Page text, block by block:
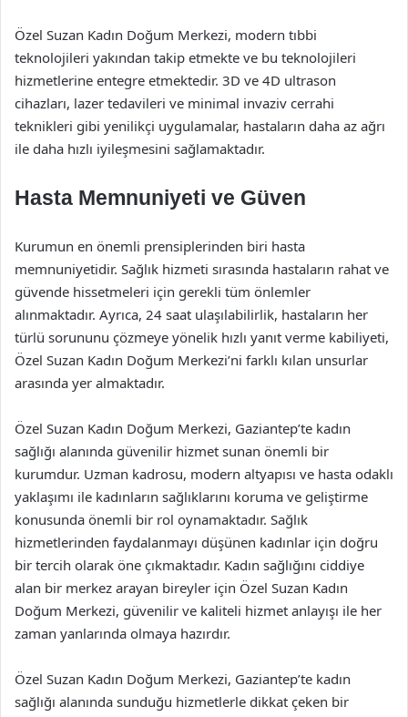
Özel Suzan Kadın Doğum Merkezi, modern tıbbi
teknolojileri yakından takip etmekte ve bu teknolojileri
hizmetlerine entegre etmektedir. 3D ve 4D ultrason
cihazları, lazer tedavileri ve minimal invaziv cerrahi
teknikleri gibi yenilikçi uygulamalar, hastaların daha az ağrı
ile daha hızlı iyileşmesini sağlamaktadır.
Hasta Memnuniyeti ve Güven
Kurumun en önemli prensiplerinden biri hasta
memnuniyetidir. Sağlık hizmeti sırasında hastaların rahat ve
güvende hissetmeleri için gerekli tüm önlemler
alınmaktadır. Ayrıca, 24 saat ulaşılabilirlik, hastaların her
türlü sorununu çözmeye yönelik hızlı yanıt verme kabiliyeti,
Özel Suzan Kadın Doğum Merkezi’ni farklı kılan unsurlar
arasında yer almaktadır.
Özel Suzan Kadın Doğum Merkezi, Gaziantep’te kadın
sağlığı alanında güvenilir hizmet sunan önemli bir
kurumdur. Uzman kadrosu, modern altyapısı ve hasta odaklı
yaklaşımı ile kadınların sağlıklarını koruma ve geliştirme
konusunda önemli bir rol oynamaktadır. Sağlık
hizmetlerinden faydalanmayı düşünen kadınlar için doğru
bir tercih olarak öne çıkmaktadır. Kadın sağlığını ciddiye
alan bir merkez arayan bireyler için Özel Suzan Kadın
Doğum Merkezi, güvenilir ve kaliteli hizmet anlayışı ile her
zaman yanlarında olmaya hazırdır.
Özel Suzan Kadın Doğum Merkezi, Gaziantep’te kadın
sağlığı alanında sunduğu hizmetlerle dikkat çeken bir